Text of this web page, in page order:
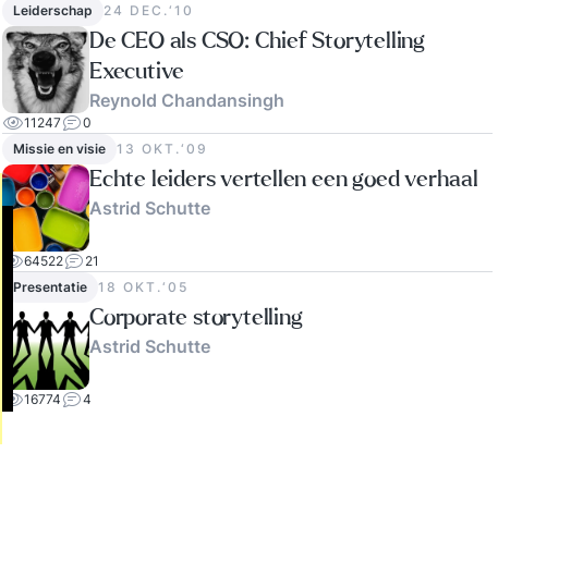
Leiderschap
24 DEC.‘10
De CEO als CSO: Chief Storytelling
Executive
Reynold Chandansingh
11247
0
Missie en visie
13 OKT.‘09
Echte leiders vertellen een goed verhaal
Astrid Schutte
64522
21
Presentatie
18 OKT.‘05
Corporate storytelling
Astrid Schutte
16774 4